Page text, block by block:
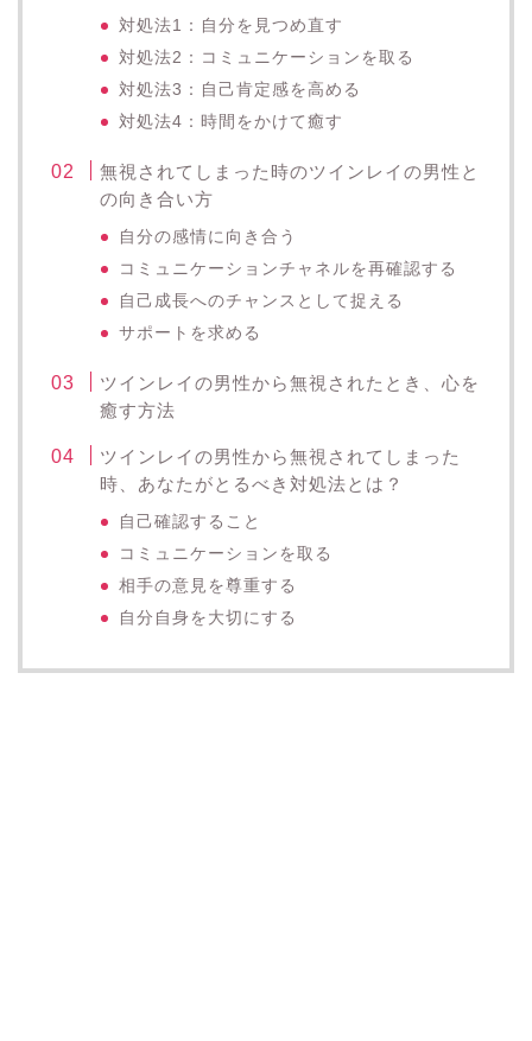
対処法1：自分を見つめ直す
対処法2：コミュニケーションを取る
対処法3：自己肯定感を高める
対処法4：時間をかけて癒す
無視されてしまった時のツインレイの男性と
の向き合い方
自分の感情に向き合う
コミュニケーションチャネルを再確認する
自己成長へのチャンスとして捉える
サポートを求める
ツインレイの男性から無視されたとき、心を
癒す方法
ツインレイの男性から無視されてしまった
時、あなたがとるべき対処法とは？
自己確認すること
コミュニケーションを取る
相手の意見を尊重する
自分自身を大切にする